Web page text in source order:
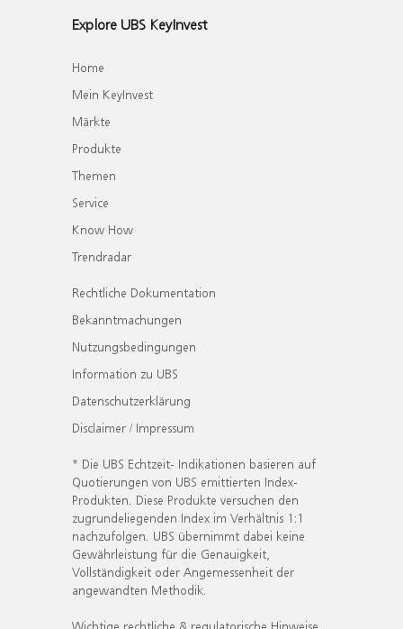
Explore UBS KeyInvest
Home
Mein KeyInvest
Märkte
Produkte
Themen
Service
Know How
Trendradar
Rechtliche Dokumentation
Bekanntmachungen
Nutzungsbedingungen
Information zu UBS
Datenschutzerklärung
Disclaimer / Impressum
* Die UBS Echtzeit- Indikationen basieren auf
Quotierungen von UBS emittierten Index-
Produkten. Diese Produkte versuchen den
zugrundeliegenden Index im Verhältnis 1:1
nachzufolgen. UBS übernimmt dabei keine
Gewährleistung für die Genauigkeit,
Vollständigkeit oder Angemessenheit der
angewandten Methodik.